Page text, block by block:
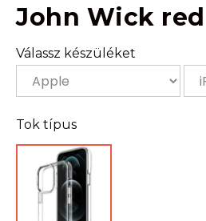
John Wick red
Válassz készüléket
Tok típus